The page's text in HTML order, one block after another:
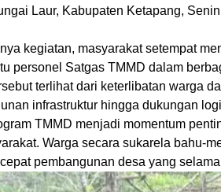
Laur, Kabupaten Ketapang,
kegiatan, masyarakat setempat
personel Satgas TMMD dalam
terlihat dari keterlibatan warga
infrastruktur hingga dukungan
TMMD menjadi momentum
Warga secara sukarela bahu-
pembangunan desa yang